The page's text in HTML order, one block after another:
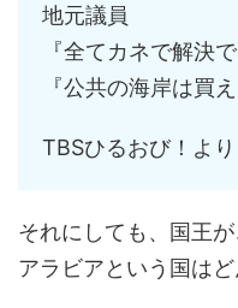
地元議員
『全てカネで解決
『公共の海岸は買
TBSひるおび！より
それにしても、国王
アラビアという国は